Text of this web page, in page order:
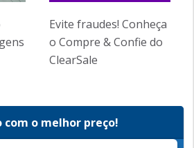
Evite fraudes! Conheça
o Compre & Confie do
ClearSale
com o melhor preço!